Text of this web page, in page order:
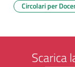
Circolari per
Scarica